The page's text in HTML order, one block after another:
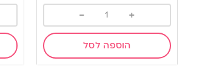
+
-
הוספה לסל